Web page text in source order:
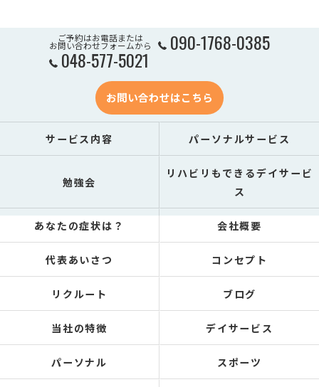
ご予約はお電話または
お問い合わせフォームから
048-577-5021
090-1768-0385
お問い合わせはこちら
サービス内容 パーソナルサービス
勉強会
リハビリもできるデイサービ
ス
あなたの症状は？ 会社概要
代表あいさつ コンセプト
リクルート ブログ
当社の特徴 デイサービス
パーソナル スポーツ